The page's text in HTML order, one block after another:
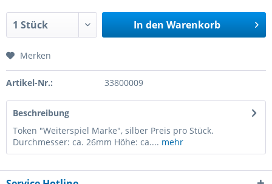
In den Warenkorb
Merken
Artikel-Nr.: 33800009
Beschreibung
Token "Weiterspiel Marke", silber Preis pro Stück.
Durchmesser: ca. 26mm Höhe: ca.... mehr